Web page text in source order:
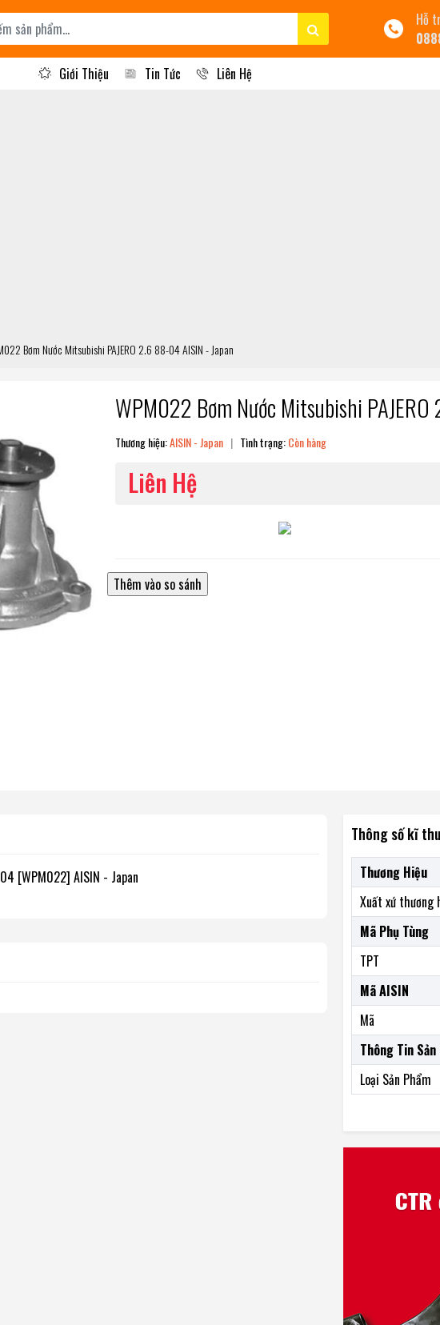
Hỗ
Giới Thiệu Tin Tức Liên Hệ
Bơm Nước Mitsubishi PAJERO 2.6 88-04 AISIN - Japan
WPM022 Bơm Nước Mitsubishi
Thương hiệu:AISIN - Japan | Tình trạng:Còn hàng
Liên Hệ
[WPM022] AISIN - Japan
Thông số kĩ
Thương Hiệu
Xuất xứ thương
Mã Phụ Tùng
TPT
Mã AISIN
Mã
Thông Tin Sản
Loại Sản Phẩm